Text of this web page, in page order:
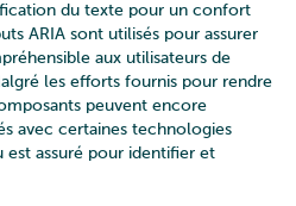
du texte pour un confort
ARIA sont utilisés pour assurer
aux utilisateurs de
les efforts fournis pour rendre
peuvent encore
avec certaines technologies
est assuré pour identifier et